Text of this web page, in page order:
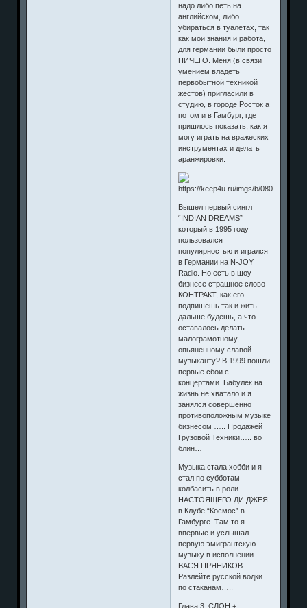
надо либо петь на
английском, либо
убираться в туалетах, так
как мои знания и работа,
для германии были просто
НИЧЕГО. Меня (в связи
умением владеть
первобытной техникой
жестов) пригласили в
студию, в городе Росток а
потом и в Гамбург, где
пришлось показать, как я
могу играть на вражеских
инструментах и делать
аранжировки.
Вышел первый сингл
“INDIAN DREAMS”
который в 1995 году
пользовался
популярностью и игрался
в Германии на N-JOY
Radio. Но есть в шоу
бизнесе страшное слово
КОНТРАКТ, как его
подпишешь так и жить
дальше будешь, а что
оставалось делать
малограмотному,
опьяненному славой
музыканту? В 1999 пошли
первые сбои с
концертами. Бабулек на
жизнь не хватало и я
занялся совершенно
противоположным музыке
бизнесом ….. Продажей
Грузовой Техники….. во
блин…
Музыка стала хобби и я
стал по субботам
колбасить в роли
НАСТОЯЩЕГО ДИ ДЖЕЯ
в Клубе “Космос” в
Гамбурге. Там то я
впервые и услышал
первую эмигрантскую
музыку в исполнении
ВАСЯ ПРЯНИКОВ ….
Разлейте русской водки
по стаканам…..
Глава 3. СЛОН +